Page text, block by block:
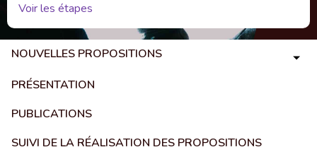
Voir les étapes
NOUVELLES PROPOSITIONS
PRÉSENTATION
PUBLICATIONS
SUIVI DE LA RÉALISATION DES PROPOSITIONS